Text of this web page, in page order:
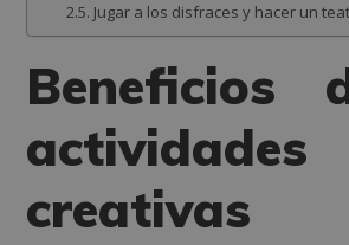
Jugar a los disfraces y hacer un
Beneficios
actividades
creativas